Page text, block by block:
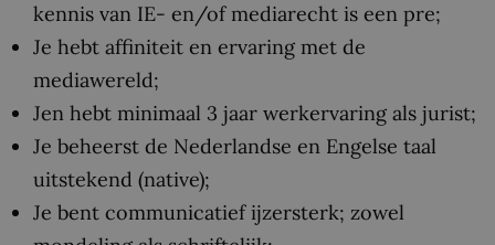
kennis van IE- en/of mediarecht is een pre;
Je hebt affiniteit en ervaring met de
mediawereld;
Jen hebt minimaal 3 jaar werkervaring als jurist;
Je beheerst de Nederlandse en Engelse taal
uitstekend (native);
Je bent communicatief ijzersterk; zowel